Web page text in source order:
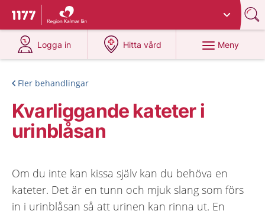
Till startsidan för 1177
Du har valt region
Logga in
på 1177.se
Hitta vård
på 1177.se
Meny
Fler behandlingar
Kvarliggande kateter i
urinblåsan
Om du inte kan kissa själv kan du behöva en
kateter. Det är en tunn och mjuk slang som förs
in i urinblåsan så att urinen kan rinna ut. En